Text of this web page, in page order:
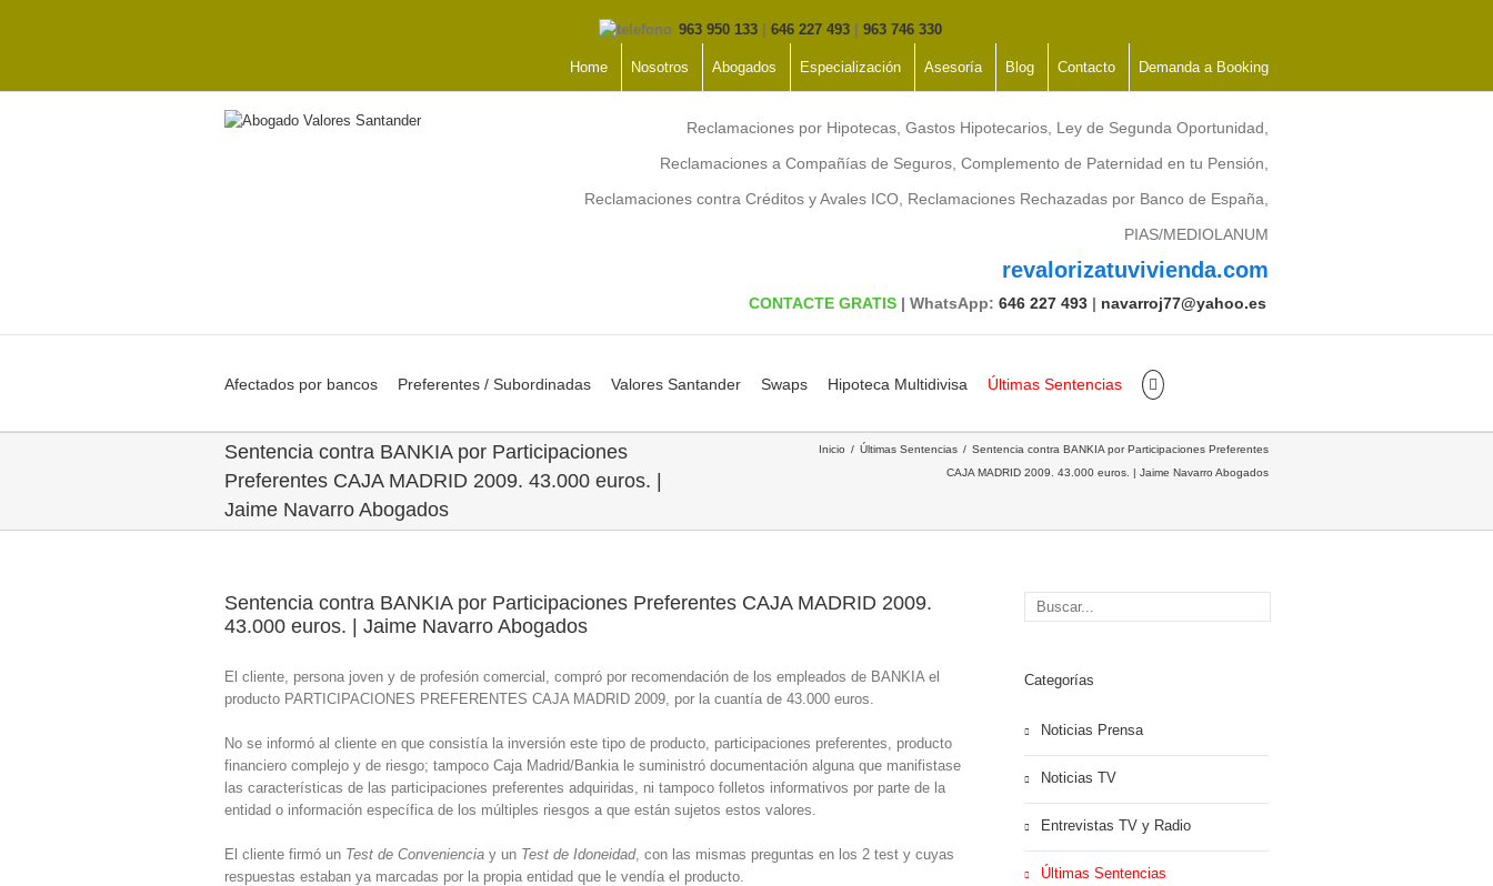
963 950 133 646 227 493 963 746 330
Home Nosotros Abogados Especialización Asesoría Blog Contacto Demanda a Booking
Reclamaciones por Hipotecas, Gastos Hipotecarios, Ley de Segunda Oportunidad,
Reclamaciones a Compañías de Seguros, Complemento de Paternidad en tu Pensión,
Reclamaciones contra Créditos y Avales ICO, Reclamaciones Rechazadas por Banco de España,
PIAS/MEDIOLANUM
revalorizatuvivienda.com
CONTACTE GRATIS | WhatsApp: 646 227 493 | navarroj77@yahoo.es
Afectados por bancos Preferentes / Subordinadas Valores Santander Swaps Hipoteca Multidivisa Últimas Sentencias
Sentencia contra BANKIA por Participaciones
Preferentes CAJA MADRID 2009. 43.000 euros. |
Jaime Navarro Abogados
Inicio Últimas Sentencias
Sentencia contra BANKIA por Participaciones Preferentes
CAJA MADRID 2009. 43.000 euros. | Jaime Navarro Abogados
Sentencia contra BANKIA por Participaciones Preferentes CAJA MADRID 2009.
43.000 euros. | Jaime Navarro Abogados
El cliente, persona joven y de profesión comercial, compró por recomendación de los empleados de BANKIA el
producto PARTICIPACIONES PREFERENTES CAJA MADRID 2009, por la cuantía de 43.000 euros.
No se informó al cliente en que consistía la inversión este tipo de producto, participaciones preferentes, producto
financiero complejo y de riesgo; tampoco Caja Madrid/Bankia le suministró documentación alguna que manifistase
las características de las participaciones preferentes adquiridas, ni tampoco folletos informativos por parte de la
entidad o información específica de los múltiples riesgos a que están sujetos estos valores.
El cliente firmó un Test de Conveniencia y un Test de Idoneidad, con las mismas preguntas en los 2 test y cuyas
respuestas estaban ya marcadas por la propia entidad que le vendía el producto.
Categorías
Noticias Prensa
Noticias TV
Entrevistas TV y Radio
Últimas Sentencias